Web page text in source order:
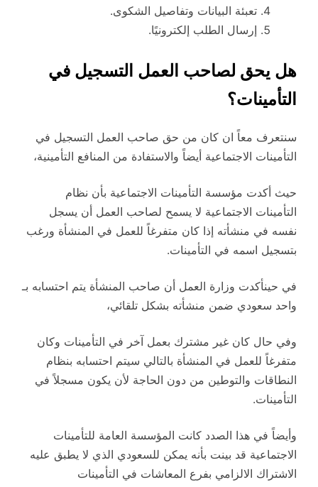
تعبئة البيانات وتفاصيل الشكوى.
إرسال الطلب إلكترونيًا.
هل يحق لصاحب العمل التسجيل في
التأمينات؟
سنتعرف معاً ان كان من حق صاحب العمل التسجيل في
التأمينات الاجتماعية أيضاً والاستفادة من المنافع التأمينية،
حيث أكدت مؤسسة التأمينات الاجتماعية بأن نظام
التأمينات الاجتماعية لا يسمح لصاحب العمل أن يسجل
نفسه في منشأته إذا كان متفرغاً للعمل في المنشأة ورغب
بتسجيل اسمه في التأمينات.
في حينأكدت وزارة العمل أن صاحب المنشأة يتم احتسابه بـ
واحد سعودي ضمن منشأته بشكل تلقائي،
وفي حال كان غير مشترك بعمل آخر في التأمينات وكان
متفرغاً للعمل في المنشأة بالتالي سيتم احتسابه بنظام
النطاقات والتوطين من دون الحاجة لأن يكون مسجلاً في
التأمينات.
وأيضاً في هذا الصدد كانت المؤسسة العامة للتأمينات
الاجتماعية قد بينت بأنه يمكن للسعودي الذي لا يطبق عليه
الاشتراك الالزامي بفرع المعاشات في التأمينات